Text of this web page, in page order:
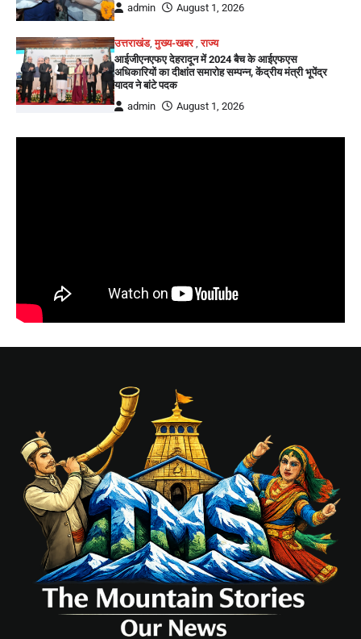
admin
August 1, 2026
उत्तराखंड,मुख्य-खबर,राज्य
आईजीएनएफए देहरादून में 2024 बैच के आईएफएस
अधिकारियों का दीक्षांत समारोह सम्पन्न, केंद्रीय मंत्री भूपेंद्र
यादव ने बांटे पदक
admin
August 1, 2026